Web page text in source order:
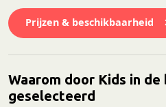
Moritz is op korte afstand.
informatie.
Prijzen & beschikbaarheid
Waarom door Kids in de
geselecteerd